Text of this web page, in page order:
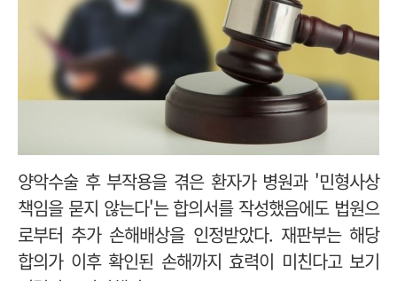
양악수술 후 부작용을 겪은 환자가 병원과 '민형사상
책임을 묻지 않는다'는 합의서를 작성했음에도 법원으
로부터 추가 손해배상을 인정받았다. 재판부는 해당
합의가 이후 확인된 손해까지 효력이 미친다고 보기